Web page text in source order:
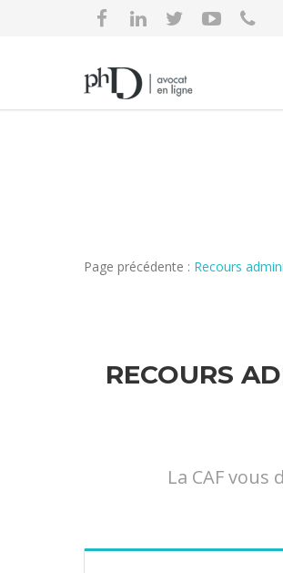
Page précédente : Recours
RECOURS
La CAF